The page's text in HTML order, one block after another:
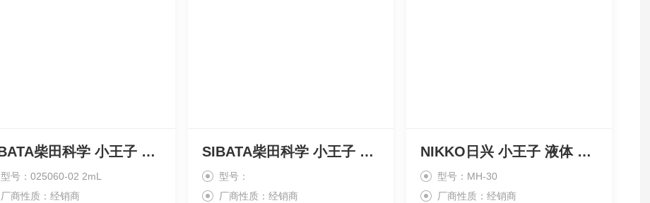
SIBATA柴田科学 小王子 分配器 微量移液器
型号：025060-02 2mL
厂商性质：经销商
SIBATA柴田科学 小王子 分配器 微量移液器
型号：
厂商性质：经销商
NIKKO日兴 小王子 液体 可 控制 分配泵
型号：MH-30
厂商性质：经销商